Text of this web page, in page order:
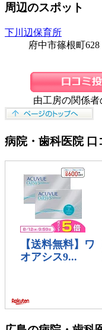
周辺のスポット
下川辺保育所
府中市篠根町628
由工房の関係者
病院・歯科医院